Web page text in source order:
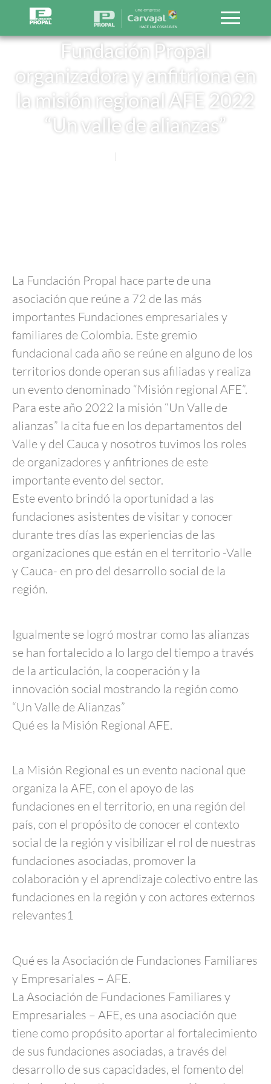
Fundación Propal
organizadora y anfitriona en
la misión regional AFE 2022
“Un valle de alianzas”
La Fundación Propal hace parte de una
asociación que reúne a 72 de las más
importantes Fundaciones empresariales y
familiares de Colombia. Este gremio
fundacional cada año se reúne en alguno de los
territorios donde operan sus afiliadas y realiza
un evento denominado “Misión regional AFE”.
Para este año 2022 la misión “Un Valle de
alianzas” la cita fue en los departamentos del
Valle y del Cauca y nosotros tuvimos los roles
de organizadores y anfitriones de este
importante evento del sector.
Este evento brindó la oportunidad a las
fundaciones asistentes de visitar y conocer
durante tres días las experiencias de las
organizaciones que están en el territorio -Valle
y Cauca- en pro del desarrollo social de la
región.
Igualmente se logró mostrar como las alianzas
se han fortalecido a lo largo del tiempo a través
de la articulación, la cooperación y la
innovación social mostrando la región como
“Un Valle de Alianzas”
Qué es la Misión Regional AFE.
La Misión Regional es un evento nacional que
organiza la AFE, con el apoyo de las
fundaciones en el territorio, en una región del
país, con el propósito de conocer el contexto
social de la región y visibilizar el rol de nuestras
fundaciones asociadas, promover la
colaboración y el aprendizaje colectivo entre las
fundaciones en la región y con actores externos
relevantes1
Qué es la Asociación de Fundaciones Familiares
y Empresariales – AFE.
La Asociación de Fundaciones Familiares y
Empresariales – AFE, es una asociación que
tiene como propósito aportar al fortalecimiento
de sus fundaciones asociadas, a través del
desarrollo de sus capacidades, el fomento del